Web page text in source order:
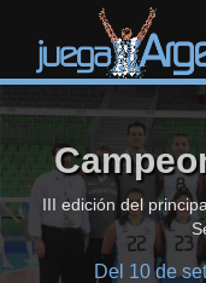
III edición del
Del 10 de